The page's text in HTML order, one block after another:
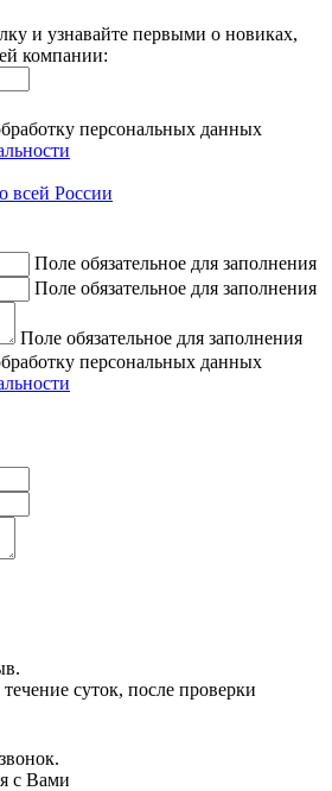
и узнавайте первыми о новиках,
компании:
персональных данных
всей России
Поле обязательное для заполнения
Поле обязательное для заполнения
Поле обязательное для заполнения
персональных данных
суток, после проверки
с Вами